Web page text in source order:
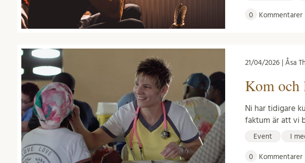
0 Kommentarer
21/04/2026 | Åsa
Kom och
Ni har tidigare
faktum är att vi
Event I
0 Kommentarer